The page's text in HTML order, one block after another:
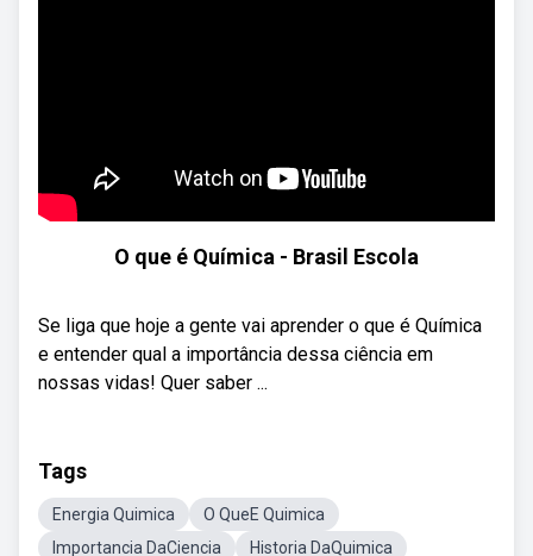
O que é Química - Brasil Escola
Se liga que hoje a gente vai aprender o que é Química
e entender qual a importância dessa ciência em
nossas vidas! Quer saber ...
Tags
Energia Quimica
O QueE Quimica
Importancia DaCiencia
Historia DaQuimica